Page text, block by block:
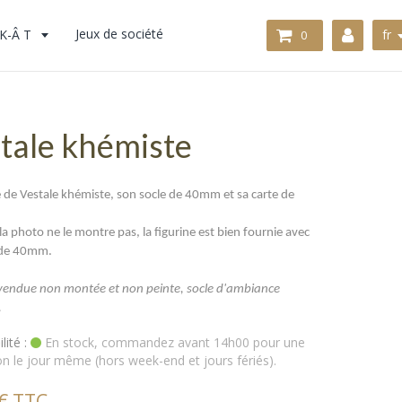
K-Â T Jeux de société 0 fr
khémiste
Vestale khémiste, son socle de 40mm et sa carte de
photo ne le montre pas, la figurine est bien fournie avec
40mm.
non montée et non peinte, socle d'ambiance
:
En stock, commandez avant 14h00 pour une
le jour même (hors week-end et jours fériés).